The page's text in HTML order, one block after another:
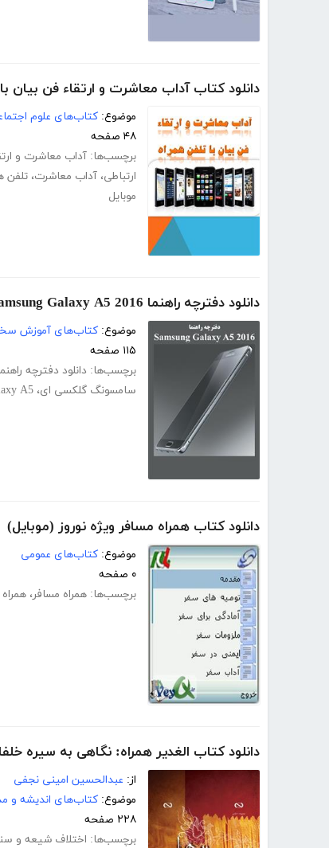
دانلود کتاب آداب معاشرت و ارتقاء فن بیان
موضوع: کتاب‌های علوم
۴۸ صفحه
برچسب‌ها: آداب معاشرت و
ارتباطی، آداب معاشرت، تلفن
موبایل
دانلود دفترچه راهنما Samsung Galaxy A5 2016
موضوع: کتاب‌های آموزش
۱۱۵ صفحه
برچسب‌ها: دانلود دفترچه
سامسونگ گلکسی ای، A5
دانلود کتاب همراه مسافر ویژه نوروز (موبایل)
موضوع: کتاب‌های عمومی
۰ صفحه
برچسب‌ها: همراه مسافر،
دانلود کتاب الغدیر همراه: نگاهی به سیره خلفا
از: عبدالحسین امینی نجفی
موضوع: کتاب‌های اندیشه و
۲۲۸ صفحه
برچسب‌ها: اختلاف شیعه و